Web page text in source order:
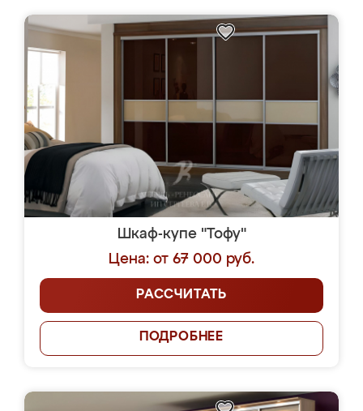
Шкаф-купе "Тофу"
Цена: от 67 000 руб.
РАССЧИТАТЬ
ПОДРОБНЕЕ